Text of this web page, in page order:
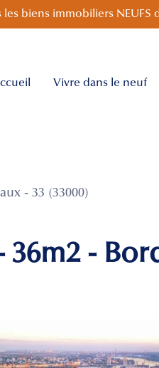
biens immobiliers NEUFS
Vivre dans le neuf
- 33 (33000)
36m2 -